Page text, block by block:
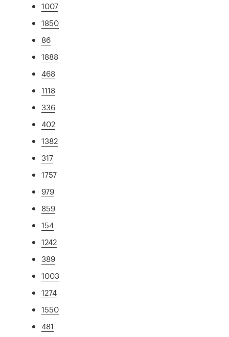
1007
1850
86
1888
468
1118
336
402
1382
317
1757
979
859
154
1242
389
1003
1274
1550
481